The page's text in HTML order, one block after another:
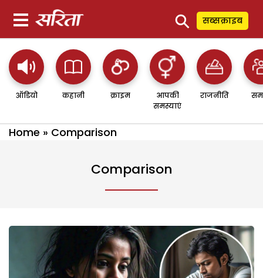
⚲ सब्सक्राइब
ऑडियो कहानी क्राइम
आपकी
समस्याएं
राजनीति
Home » Comparison
Comparison